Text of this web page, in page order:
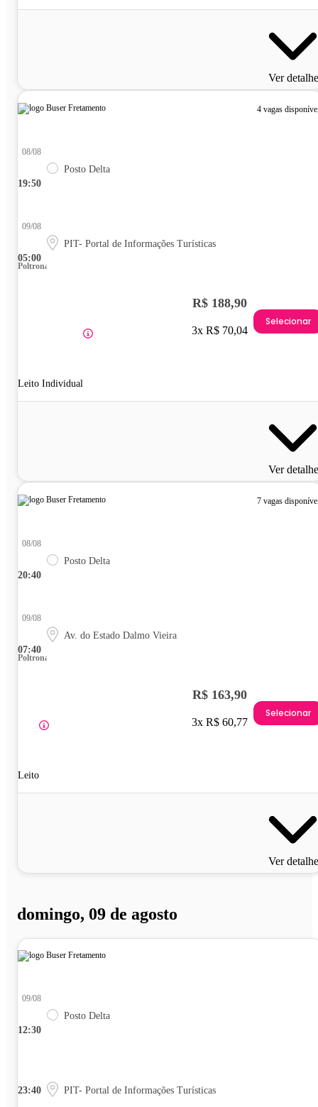
Ver
4 vagas
19:50
08/08
Posto Delta
05:00
09/08
PIT- Portal de Informações Turísticas
Poltrona
Leito Individual
R$ 188,90
3x R$ 70,04
Selecionar
Ver
7 vagas
20:40
08/08
Posto Delta
07:40
09/08
Av. do Estado Dalmo Vieira
Poltrona
Leito
R$ 163,90
3x R$ 60,77
Selecionar
Ver
domingo, 09 de agosto
12:30
09/08
Posto Delta
23:40 PIT- Portal de Informações Turísticas